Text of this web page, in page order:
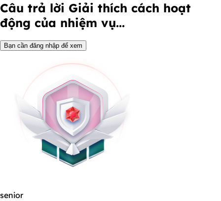
Câu trả lời Giải thích cách hoạt
động của nhiệm vụ...
Bạn cần đăng nhập để xem
senior